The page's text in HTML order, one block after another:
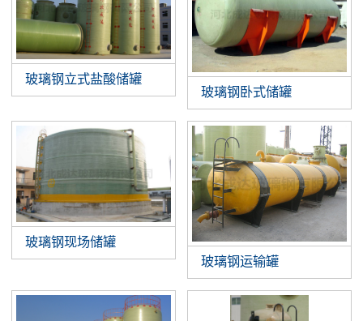
玻璃钢立式盐酸储罐
玻璃钢卧式储罐
玻璃钢现场储罐
玻璃钢运输罐